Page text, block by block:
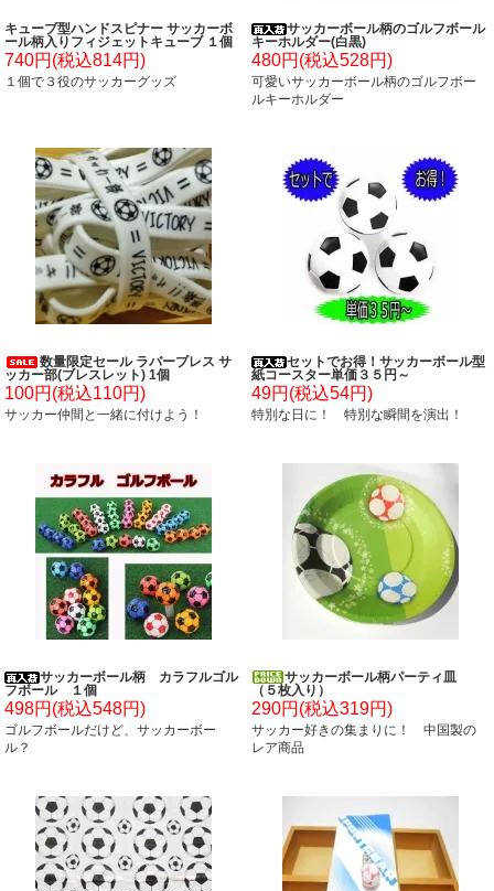
キューブ型ハンドスピナー サッカーボ
ール柄入りフィジェットキューブ １個
740円(税込814円)
１個で３役のサッカーグッズ
サッカーボール柄のゴルフボール
キーホルダー(白黒)
480円(税込528円)
可愛いサッカーボール柄のゴルフボー
ルキーホルダー
数量限定セール ラバーブレス サ
ッカー部(ブレスレット) 1個
100円(税込110円)
サッカー仲間と一緒に付けよう！
セットでお得！サッカーボール型
紙コースター単価３５円～
49円(税込54円)
特別な日に！ 特別な瞬間を演出！
サッカーボール柄 カラフルゴル
フボール １個
498円(税込548円)
ゴルフボールだけど、サッカーボー
ル？
サッカーボール柄パーティ皿
（５枚入り）
290円(税込319円)
サッカー好きの集まりに！ 中国製の
レア商品